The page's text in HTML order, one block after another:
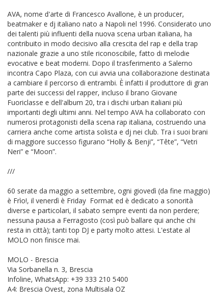
AVA, nome d'arte di Francesco Avallone, è un producer,
beatmaker e dj italiano nato a Napoli nel 1996. Considerato uno
dei talenti più influenti della nuova scena urban italiana, ha
contribuito in modo decisivo alla crescita del rap e della trap
nazionale grazie a uno stile riconoscibile, fatto di melodie
evocative e beat moderni. Dopo il trasferimento a Salerno
incontra Capo Plaza, con cui avvia una collaborazione destinata
a cambiare il percorso di entrambi. È infatti il produttore di gran
parte dei successi del rapper, incluso il brano Giovane
Fuoriclasse e dell'album 20, tra i dischi urban italiani più
importanti degli ultimi anni. Nel tempo AVA ha collaborato con
numerosi protagonisti della scena rap italiana, costruendo una
carriera anche come artista solista e dj nei club. Tra i suoi brani
di maggiore successo figurano “Holly & Benji”, “Tête”, “Vetri
Neri” e “Moon”.
///
60 serate da maggio a settembre, ogni giovedì (da fine maggio)
è Frìo!, il venerdì è Friday Format ed è dedicato a sonorità
diverse e particolari, il sabato sempre eventi da non perdere;
nessuna pausa a Ferragosto (così può ballare qui anche chi
resta in città); tanti top DJ e party molto attesi. L'estate al
MOLO non finisce mai.
MOLO - Brescia
Via Sorbanella n. 3, Brescia
Infoline, WhatsApp: +39 333 210 5400
A4: Brescia Ovest, zona Multisala OZ